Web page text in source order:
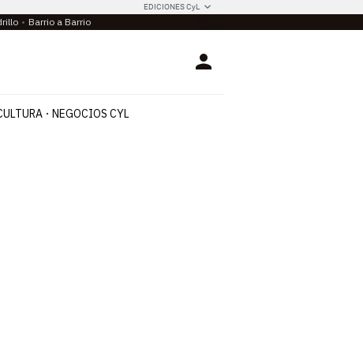
EDICIONES CyL
Barrio a Barrio
Login
NEGOCIOS CYL